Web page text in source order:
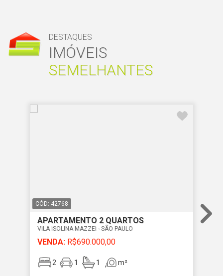
DESTAQUES
IMÓVEIS
SEMELHANTES
CÓD: 42768
APARTAMENTO 2 QUARTOS
VILA ISOLINA MAZZEI - SÃO PAULO
VENDA: R$690.000,00
2 1 1 m²